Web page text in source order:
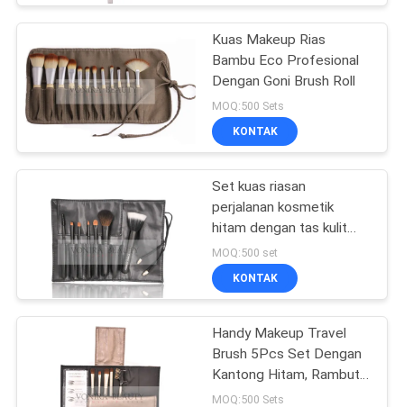
Kuas Makeup Rias
Bambu Eco Profesional
Dengan Goni Brush Roll
MOQ:500 Sets
KONTAK
Set kuas riasan
perjalanan kosmetik
hitam dengan tas kulit
imitasi
MOQ:500 set
KONTAK
Handy Makeup Travel
Brush 5Pcs Set Dengan
Kantong Hitam, Rambut
Hewan Alami
MOQ:500 Sets